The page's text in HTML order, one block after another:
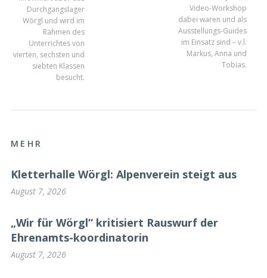
Durchgangslager
Wörgl und wird im
Rahmen des
Unterrichtes von
vierten, sechsten und
siebten Klassen
besucht.
Video-Workshop
dabei waren und als
Ausstellungs-Guides
im Einsatz sind – v.l.
Markus, Anna und
Tobias.
MEHR
Kletterhalle Wörgl: Alpenverein steigt aus
August 7, 2026
„Wir für Wörgl“ kritisiert Rauswurf der
Ehrenamts-koordinatorin
August 7, 2026